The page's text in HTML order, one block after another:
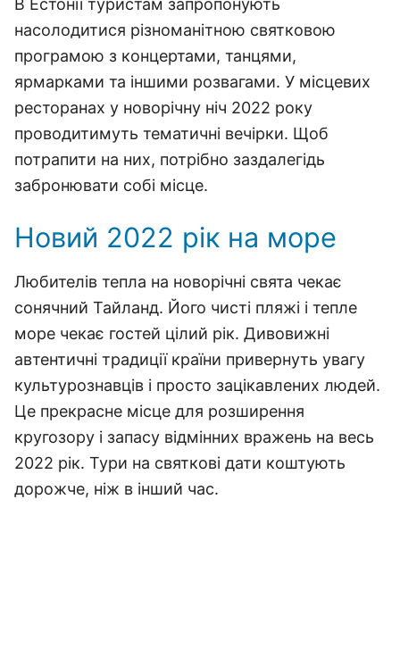
В Естонії туристам запропонують
насолодитися різноманітною святковою
програмою з концертами, танцями,
ярмарками та іншими розвагами. У місцевих
ресторанах у новорічну ніч 2022 року
проводитимуть тематичні вечірки. Щоб
потрапити на них, потрібно заздалегідь
забронювати собі місце.
Новий 2022 рік на море
Любителів тепла на новорічні свята чекає
сонячний Тайланд. Його чисті пляжі і тепле
море чекає гостей цілий рік. Дивовижні
автентичні традиції країни привернуть увагу
культурознавців і просто зацікавлених людей.
Це прекрасне місце для розширення
кругозору і запасу відмінних вражень на весь
2022 рік. Тури на святкові дати коштують
дорожче, ніж в інший час.